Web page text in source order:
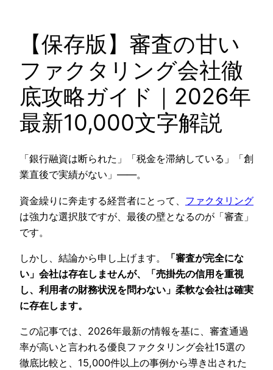
【保存版】審査の甘い
ファクタリング会社徹
底攻略ガイド｜2026年
最新10,000文字解説
「銀行融資は断られた」「税金を滞納している」「創
業直後で実績がない」――。
資金繰りに奔走する経営者にとって、 ファクタリング
は強力な選択肢ですが、最後の壁となるのが「審査」
です。
しかし、結論から申し上げます。
「審査が完全にな
い」会社は存在しませんが、「売掛先の信用を重視
し、利用者の財務状況を問わない」柔軟な会社は確実
に存在します。
この記事では、2026年最新の情報を基に、審査通過
率が高いと言われる優良ファクタリング会社15選の
徹底比較と、15,000件以上の事例から導き出された